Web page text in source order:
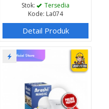
Stok:
Tersedia
Kode: La074
Detail Produk